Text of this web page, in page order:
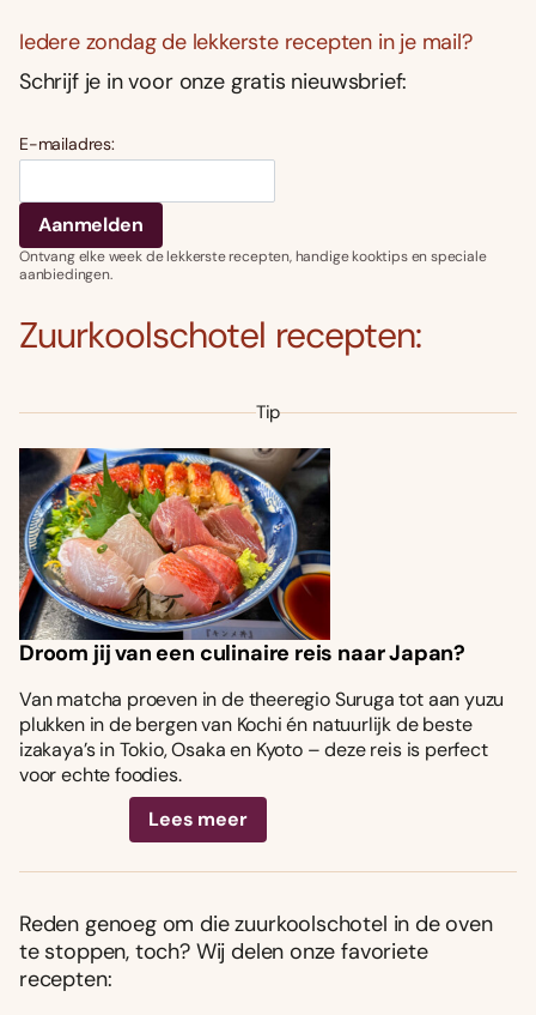
Iedere zondag de lekkerste recepten in je mail?
Schrijf je in voor onze gratis nieuwsbrief:
E-mailadres:
Ontvang elke week de lekkerste recepten, handige kooktips en speciale
aanbiedingen.
Zuurkoolschotel recepten:
Tip
Droom jij van een culinaire reis naar Japan?
Van matcha proeven in de theeregio Suruga tot aan yuzu
plukken in de bergen van Kochi én natuurlijk de beste
izakaya’s in Tokio, Osaka en Kyoto – deze reis is perfect
voor echte foodies.
Lees meer
Reden genoeg om die zuurkoolschotel in de oven
te stoppen, toch? Wij delen onze favoriete
recepten: